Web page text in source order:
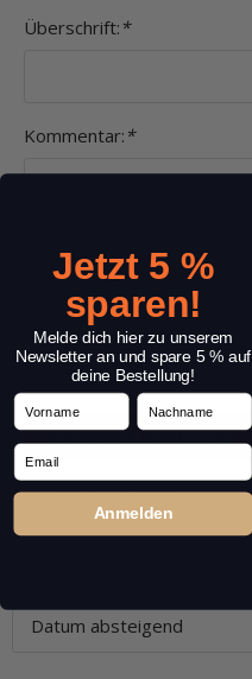
Überschrift: *
Kommentar: *
Einträge 1 – 5 von 6
Jetzt 5 %
sparen!
Melde dich hier zu unserem
Newsletter an und spare 5 % auf
deine Bestellung!
Vorname Nachname
Email
Anmelden